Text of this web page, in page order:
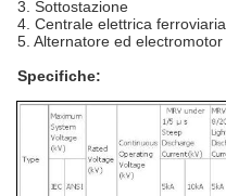
3. Sottostazione
4. Centrale elettrica ferroviaria
5. Alternatore ed electromotor
Specifiche: